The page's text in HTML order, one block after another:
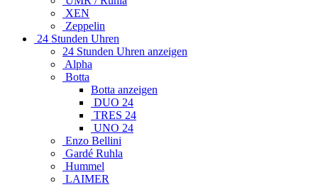
XEN
Zeppelin
24 Stunden Uhren
24 Stunden Uhren anzeigen
Alpha
Botta
Botta anzeigen
DUO 24
TRES 24
UNO 24
Enzo Bellini
Gardé Ruhla
Hummel
LAIMER